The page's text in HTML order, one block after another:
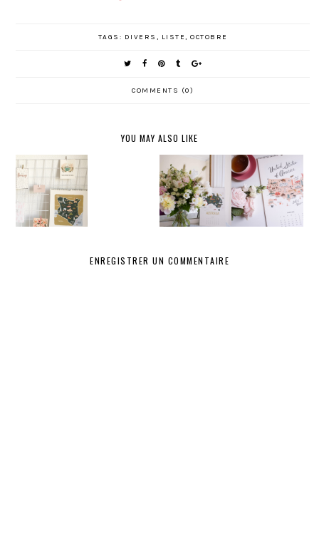
TAGS: DIVERS , LISTE, OCTOBRE
COMMENTS (0)
YOU MAY ALSO LIKE
BILAN
MI-ANNÉE
JUIN MARS
ENREGISTRER UN COMMENTAIRE